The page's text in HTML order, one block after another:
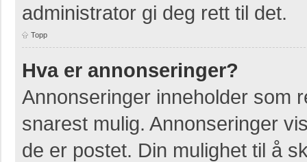
administrator gi deg rett til det.
Topp
Hva er annonseringer?
Annonseringer inneholder som
snarest mulig. Annonseringer
de er postet. Din mulighet til å